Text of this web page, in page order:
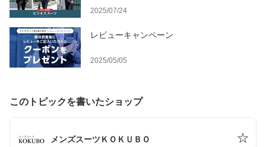
2025/07/24
レビューキャンペーン
2025/05/05
このトピックを書いたショップ
メンズスーツＫＯＫＵＢＯ